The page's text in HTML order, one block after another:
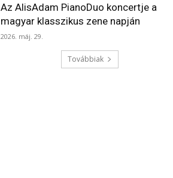
Az AlisAdam PianoDuo koncertje a
magyar klasszikus zene napján
2026. máj. 29.
Továbbiak